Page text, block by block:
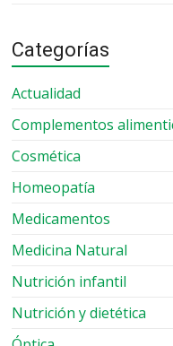
Categorías
Actualidad
Complementos
Cosmética
Homeopatía
Medicamentos
Medicina Natural
Nutrición infantil
Nutrición y dietética